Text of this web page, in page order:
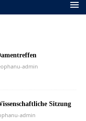
admin
Sitzung
admin